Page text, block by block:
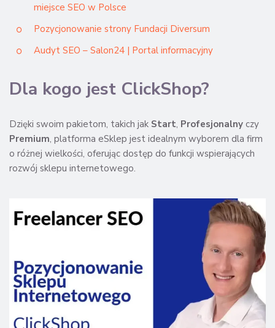
miejsce SEO w Polsce
Pozycjonowanie strony Fundacji Diversum
Audyt SEO – Salon24 | Portal informacyjny
Dla kogo jest ClickShop?
Dzięki swoim pakietom, takich jak Start, Profesjonalny czy
Premium, platforma eSklep jest idealnym wyborem dla firm
o różnej wielkości, oferując dostęp do funkcji wspierających
rozwój sklepu internetowego.